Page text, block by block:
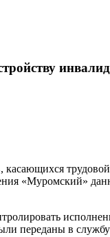
«Муромский»
переданы в